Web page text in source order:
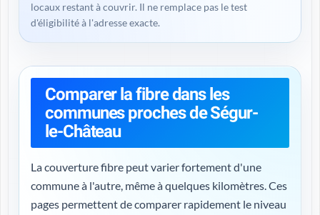
locaux restant à couvrir. Il ne remplace pas le test
d'éligibilité à l'adresse exacte.
Comparer la fibre dans les
communes proches de Ségur-
le-Château
La couverture fibre peut varier fortement d'une
commune à l'autre, même à quelques kilomètres. Ces
pages permettent de comparer rapidement le niveau